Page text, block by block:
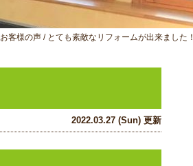
お客様の声 / とても素敵なリフォームが出来ました！
2022.03.27 (Sun) 更新